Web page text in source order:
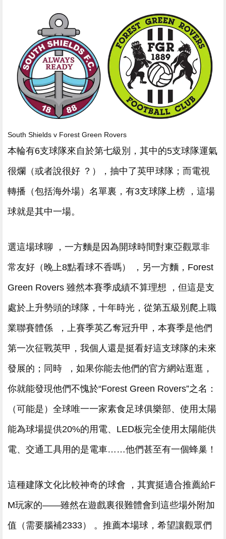
South Shields v Forest Green Rovers
本輪有6支球隊來自於第七級別，其中的5支球隊運氣
很爛（或者說很好 ？），抽中了英甲球隊；而電視
轉播（包括海外場）名單裏 ，有3支球隊上榜 ，這場
球就是其中一場。
選這場球聊 ，一方麵是因為開球時間對東亞觀眾非
常友好（晚上8點看球不香嗎） ，另一方麵，Forest
Green Rovers 雖然本賽季成績不算理想 ，但這是支
處於上升勢頭的球隊 ，十年時光，從第五級別爬上職
業聯賽體係  ，上賽季英乙奪冠升甲，本賽季是他們
第一次征戰英甲，我個人還是挺看好這支球隊的未來
發展的；同時  ，如果你能去他們的官方網站逛逛，
你就能發現他們不愧於“Forest Green Rovers”之名 ：
（可能是）全球唯一一家素食足球俱樂部 、使用太陽
能為球場提供20%的用電 、LED板完全使用太陽能供
電、交通工具用的是電車……他們甚至有一個蜂巢 ！
這種建隊文化比較神奇的球會 ，其實挺適合推薦給F
M玩家的——雖然在遊戲裏很難體會到這些場外附加
值（需要腦補2333） 。推薦本場球，希望讓觀眾們